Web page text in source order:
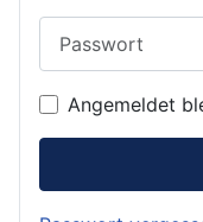
Angemeldet